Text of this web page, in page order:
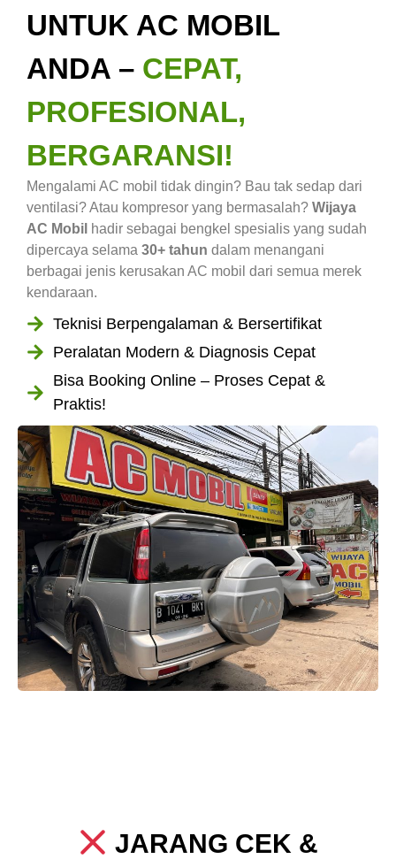
UNTUK AC MOBIL
ANDA – CEPAT,
PROFESIONAL,
BERGARANSI!
Mengalami AC mobil tidak dingin? Bau tak sedap dari
ventilasi? Atau kompresor yang bermasalah? Wijaya
AC Mobil hadir sebagai bengkel spesialis yang sudah
dipercaya selama 30+ tahun dalam menangani
berbagai jenis kerusakan AC mobil dari semua merek
kendaraan.
Teknisi Berpengalaman & Bersertifikat
Peralatan Modern & Diagnosis Cepat
Bisa Booking Online – Proses Cepat &
Praktis!
JARANG CEK &